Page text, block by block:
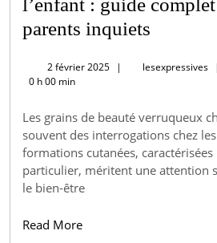
l’enfant : guide
parents inquiets
de
chez
l’enfant
2 février 20252 | lesexpressives |
0 h 00 min
Les grains de beauté verruqueux
souvent des interrogations chez
formations cutanées,
particulier, méritent une attention
le bien-être
Read MoreRead